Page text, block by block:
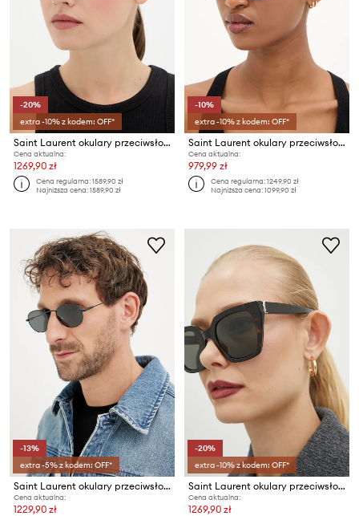
-20%
extra -10% z kodem: OFF*
Saint Laurent okulary przeciwsłoneczne
Cena aktualna:
1269,90 zł
Cena regularna:1589,90 zł
Najniższa cena:1589,90 zł
-10%
extra -10% z kodem: OFF*
Saint Laurent okulary przeciwsłoneczne KATE THIN
Cena aktualna:
979,99 zł
Cena regularna:1249,90 zł
Najniższa cena:1099,90 zł
-13%
extra -5% z kodem: OFF*
Saint Laurent okulary przeciwsłoneczne
Cena aktualna:
1229,90 zł
-20%
extra -10% z kodem: OFF*
Saint Laurent okulary przeciwsłoneczne
Cena aktualna:
1269,90 zł